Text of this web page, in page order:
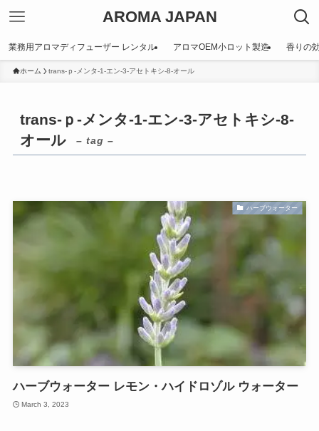
AROMA JAPAN
業務用アロマディフューザー レンタル アロマOEM小ロット製造 香りの
ホーム trans-ｐ-メンタ-1-エン-3-アセトキシ-8-オール
trans-ｐ-メンタ-1-エン-3-アセトキシ-8-
オール
– tag –
ハーブウォーター
ハーブウォーター レモン・ハイドロゾル ウォーター
March 3, 2023